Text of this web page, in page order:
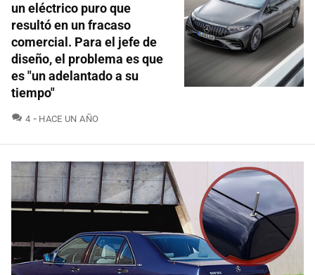
un eléctrico puro que
resultó en un fracaso
comercial. Para el jefe de
diseño, el problema es que
es "un adelantado a su
tiempo"
4 COMENTARIOS
HACE UN AÑO